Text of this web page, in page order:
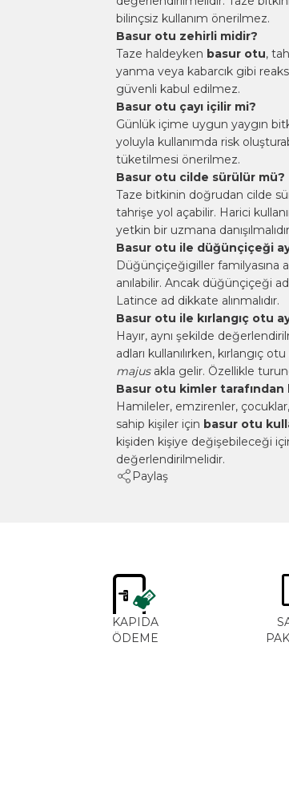
bilinçsiz kullanım önerilmez.
Basur otu zehirli midir?
Taze haldeyken basur otu,
yanma veya kabarcık gibi
güvenli kabul edilmez.
Basur otu çayı içilir mi?
Günlük içime uygun yaygın
yoluyla kullanımda risk
tüketilmesi önerilmez.
Basur otu cilde sürülür mü?
Taze bitkinin doğrudan cilde
tahrişe yol açabilir. Harici
yetkin bir uzmana
Basur otu ile düğünçiçeği
Düğünçiçeğigiller familyasına
anılabilir. Ancak düğünçiçeği
Latince ad dikkate alınmalıdır.
Basur otu ile kırlangıç otu
Hayır, aynı şekilde
adları kullanılırken, kırlangıç
majusakla gelir. Özellikle
Basur otu kimler tarafından
Hamileler, emzirenler,
sahip kişiler için basur otu
kişiden kişiye değişebileceği
değerlendirilmelidir.
Paylaş
KAPIDA
ÖDEME